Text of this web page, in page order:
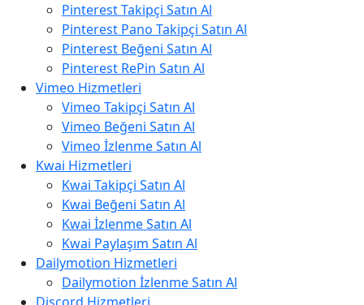
Pinterest Takipçi Satın Al
Pinterest Pano Takipçi Satın Al
Pinterest Beğeni Satın Al
Pinterest RePin Satın Al
Vimeo Hizmetleri
Vimeo Takipçi Satın Al
Vimeo Beğeni Satın Al
Vimeo İzlenme Satın Al
Kwai Hizmetleri
Kwai Takipçi Satın Al
Kwai Beğeni Satın Al
Kwai İzlenme Satın Al
Kwai Paylaşım Satın Al
Dailymotion Hizmetleri
Dailymotion İzlenme Satın Al